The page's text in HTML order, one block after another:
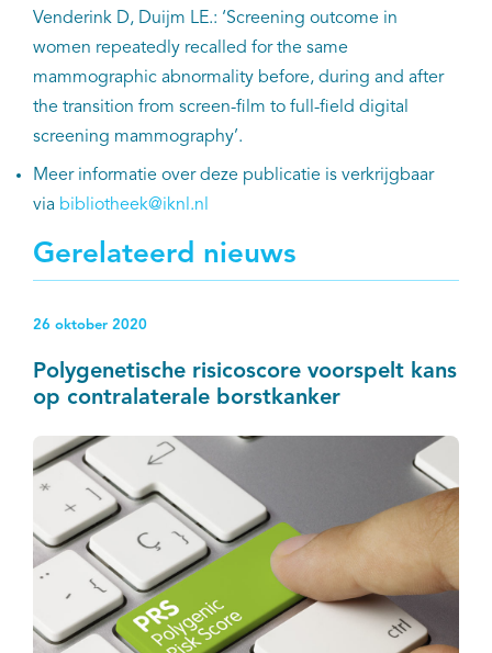
Venderink D, Duijm LE.: ‘Screening outcome in
women repeatedly recalled for the same
mammographic abnormality before, during and after
the transition from screen-film to full-field digital
screening mammography’.
Meer informatie over deze publicatie is verkrijgbaar
via bibliotheek@iknl.nl
Gerelateerd nieuws
26 oktober 2020
Polygenetische risicoscore voorspelt kans
op contralaterale borstkanker